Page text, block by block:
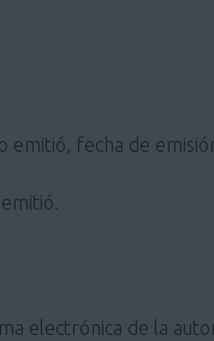
fecha de
electrónica de la